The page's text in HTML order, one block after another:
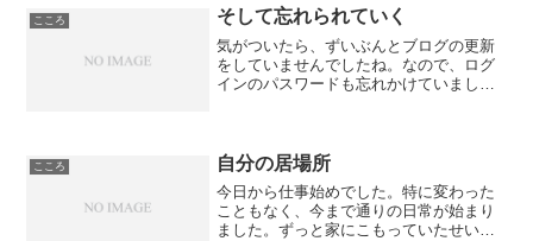
悪い癖で、喋りすぎました(^_^;)それで
も、ずっと抑え...
こころ そして忘れられていく
気がついたら、ずいぶんとブログの更新
をしていませんでしたね。なので、ログ
インのパスワードも忘れかけていまし
んとか元気に忙しく過ごして...
こころ 自分の居場所
今日から仕事始めでした。特に変わった
こともなく、今まで通りの日常が始まり
ました。ずっと家にこもっていたせい